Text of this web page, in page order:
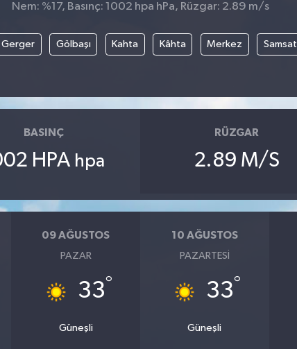
Nem: %17, Basınç: 1002 hpa hPa, Rüzgar: 2.89 m/s
Gerger Gölbaşı Kahta Kâhta Merkez Samsat
BASINÇ
HPA hpa
RÜZGAR
2.89 M/S
09 AĞUSTOS
PAZAR
33°
Güneşli
10 AĞUSTOS
PAZARTESI
33°
Güneşli